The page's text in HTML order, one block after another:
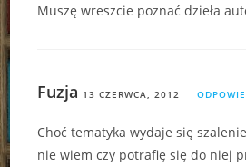
Muszę wreszcie poznać dzieła
Fuzja 13 CZERWCA, 2012
Choć tematyka wydaje się
nie wiem czy potrafię się do niej